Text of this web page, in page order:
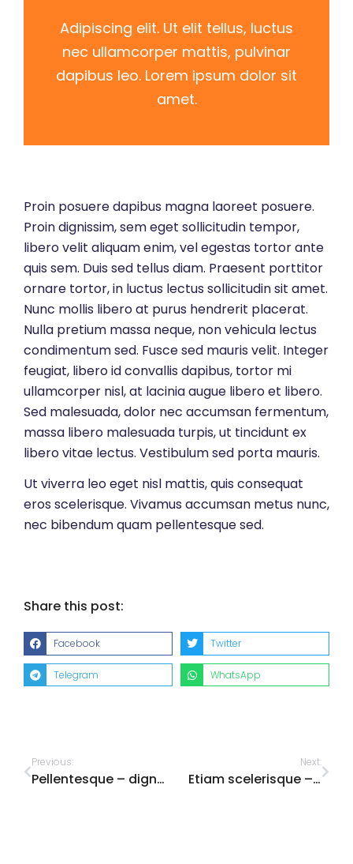
Adipiscing elit. Ut elit tellus, luctus
nec ullamcorper mattis, pulvinar
dapibus leo. Lorem ipsum dolor sit
amet.
Proin posuere dapibus magna laoreet posuere.
Proin dignissim, sem eget sollicitudin tempor,
libero velit aliquam enim, vel egestas tortor ante
quis sem. Duis sed tellus diam. Praesent porttitor
ornare tortor, in luctus lectus sollicitudin sit amet.
Nunc mollis libero at purus hendrerit placerat.
Nulla pretium massa neque, non vehicula lectus
condimentum sed. Fusce sed mauris velit. Integer
feugiat, libero id convallis dapibus, tortor mi
ullamcorper nisl, at lacinia augue libero et libero.
Sed malesuada, dolor nec accumsan fermentum,
massa libero malesuada turpis, ut tincidunt ex
libero vitae lectus. Vestibulum sed porta mauris.
Ut viverra leo eget nisl mattis, quis consequat
eros scelerisque. Vivamus accumsan metus nunc,
nec bibendum quam pellentesque sed.
Share this post:
Facebook Twitter
Telegram WhatsApp
Previous:
Pellentesque – dignissim dui ac dolor convallis
Next:
Etiam scelerisque – iaculis felis arcu hendrerit vitae